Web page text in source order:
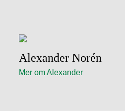
Alexander Norén
Mer om Alexander